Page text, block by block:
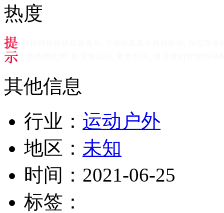
热度
其他信息
行业： 运动户外
地区： 未知
时间： 2021-06-25
标签：